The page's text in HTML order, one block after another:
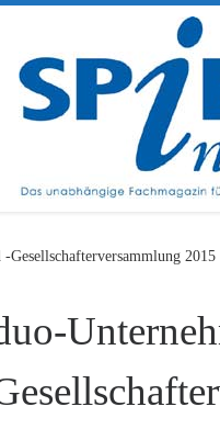
Gesellschafterversammlung 2015